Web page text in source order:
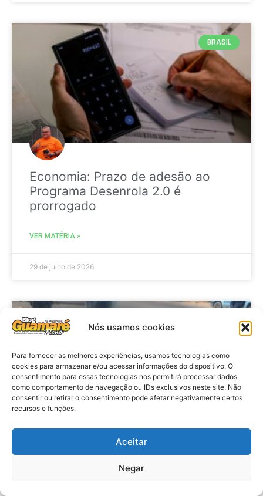
Nós usamos cookies
Para fornecer as melhores experiências, usamos tecnologias como
cookies para armazenar e/ou acessar informações do dispositivo. O
consentimento para essas tecnologias nos permitirá processar dados
como comportamento de navegação ou IDs exclusivos neste site. Não
consentir ou retirar o consentimento pode afetar negativamente certos
recursos e funções.
Aceitar
Negar
BRASIL
Economia: Prazo de adesão ao
Programa Desenrola 2.0 é
prorrogado
VER MATÉRIA »
29 de julho de 2026
Acidente: A caminho do trabalho
professora se envolve em